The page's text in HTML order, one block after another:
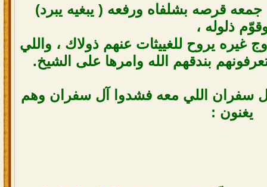
جمعه قرصه بشلفاه ورفعه ( يبغيه يبرد)
ذلوله ،
غيره يروح للغييثات عنهم ذولاك ، واللي
بندقهم الله وامرها على الشيخ.
سفران اللي معه فشدوا آل سفران وهم
يغنون :